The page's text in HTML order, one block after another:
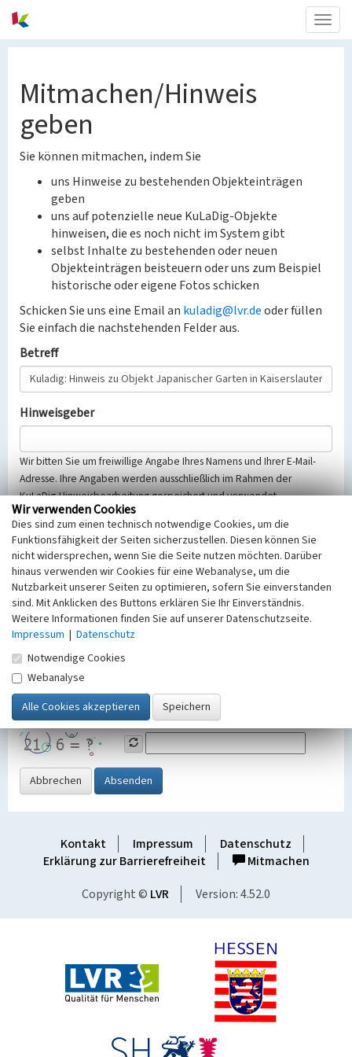
Mitmachen/Hinweis
geben
Sie können mitmachen, indem Sie
uns Hinweise zu bestehenden Objekteinträgen
geben
uns auf potenzielle neue KuLaDig-Objekte
hinweisen, die es noch nicht im System gibt
selbst Inhalte zu bestehenden oder neuen
Objekteinträgen beisteuern oder uns zum Beispiel
historische oder eigene Fotos schicken
Schicken Sie uns eine Email an kuladig@lvr.deoder füllen
Sie einfach die nachstehenden Felder aus.
Betreff
Hinweisgeber
Wir bitten Sie um freiwillige Angabe Ihres Namens und Ihrer E-Mail-
Adresse. Ihre Angaben werden ausschließlich im Rahmen der
KuLaDig-Hinweisbearbeitung gespeichert und verwendet.
Selbstverständlich werden diese entsprechend der Vorschriften des
Telemediengesetzes, des Datenschutzgesetzes NRW und der seit
dem 25.05.2018 gültigen Europäischen Datenschutzgrundverordnung
(EU-DSGVO) vertraulich behandelt, beachten Sie bitte unsere
Hinweise zumDatenschutz
Nachricht
SicherheitsabfrageTragen Sie unten das Rechenergebnis aus der
Grafik ein
Abbrechen Absenden
Kontakt Impressum
Datenschutz
Erklärung zur Barrierefreiheit
Mitmachen
Copyright © LVR Version: 4.52.0
Wir verwenden Cookies
Dies sind zum einen technisch notwendige Cookies, um die
Funktionsfähigkeit der Seiten sicherzustellen. Diesen können Sie
nicht widersprechen, wenn Sie die Seite nutzen möchten. Darüber
hinaus verwenden wir Cookies für eine Webanalyse, um die
Nutzbarkeit unserer Seiten zu optimieren, sofern Sie einverstanden
sind. Mit Anklicken des Buttons erklären Sie Ihr Einverständnis.
Weitere Informationen finden Sie auf unserer Datenschutzseite.
Impressum | Datenschutz
Notwendige Cookies
Webanalyse